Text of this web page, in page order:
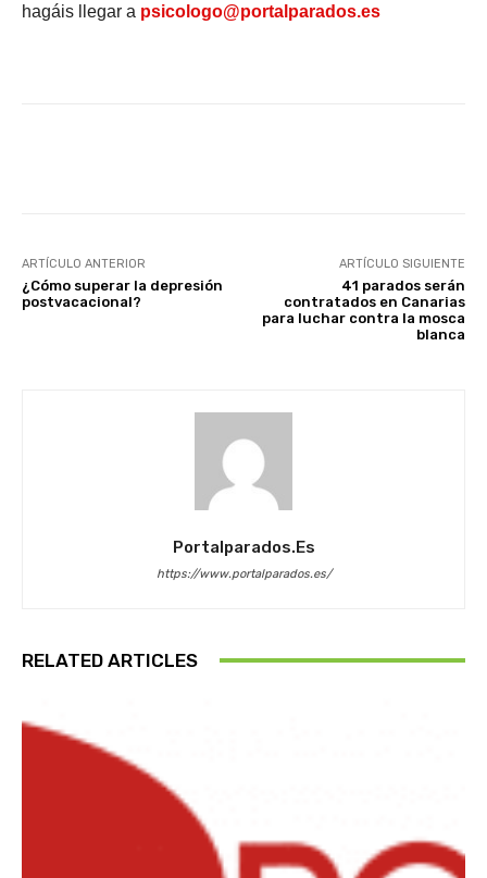
hagáis llegar a psicologo@portalparados.es
ARTÍCULO ANTERIOR
¿Cómo superar la depresión
postvacacional?
ARTÍCULO SIGUIENTE
41 parados serán
contratados en Canarias
para luchar contra la mosca
blanca
Portalparados.es
https://www.portalparados.es/
RELATED ARTICLES